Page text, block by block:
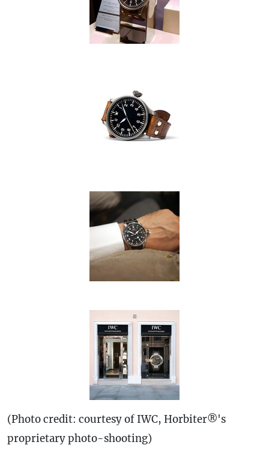
(Photo credit: courtesy of IWC, Horbiter®'s
proprietary photo-shooting)